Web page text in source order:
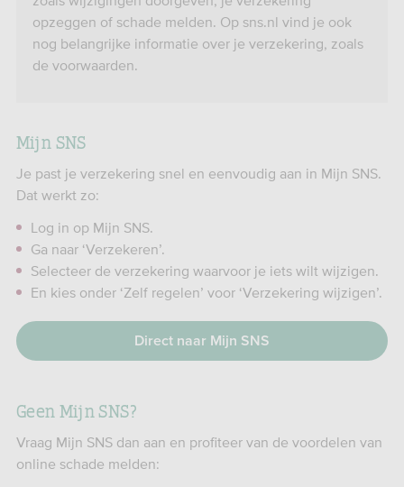
opzeggen of schade melden. Op sns.nl vind je ook
nog belangrijke informatie over je verzekering, zoals
de voorwaarden.
Mijn SNS
Je past je verzekering snel en eenvoudig aan in Mijn SNS.
Dat werkt zo:
Log in op Mijn SNS.
Ga naar ‘Verzekeren’.
Selecteer de verzekering waarvoor je iets wilt wijzigen.
En kies onder ‘Zelf regelen’ voor ‘Verzekering wijzigen’.
Direct naar Mijn SNS
Geen Mijn SNS?
Vraag Mijn SNS dan aan en profiteer van de voordelen van
online schade melden: